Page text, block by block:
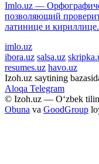
Imlo.uz —
позволяющий
латинице и
imlo.uz
ibora.uz salsa.uz
resumes.uz havo.uz
Izoh.uz saytining
Aloqa Telegram
© Izoh.uz — O‘zbek
Obuna va GoodGroup